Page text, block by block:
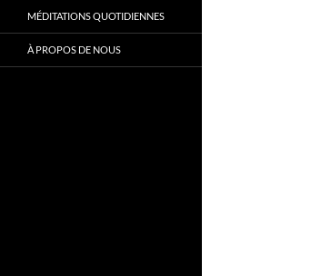
MÉDITATIONS QUOTIDIENNES
À PROPOS DE NOUS